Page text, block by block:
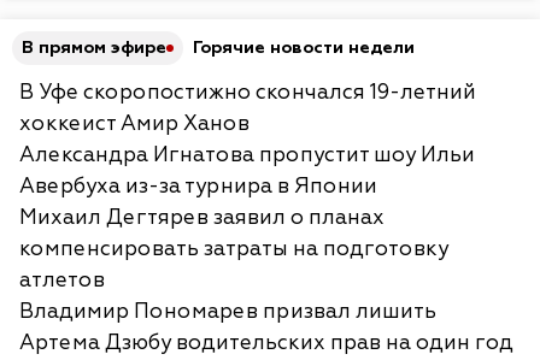
В прямом эфире Горячие новости недели
В Уфе скоропостижно скончался 19-летний
хоккеист Амир Ханов
Александра Игнатова пропустит шоу Ильи
Авербуха из-за турнира в Японии
Михаил Дегтярев заявил о планах
компенсировать затраты на подготовку
атлетов
Владимир Пономарев призвал лишить
Артема Дзюбу водительских прав на один год